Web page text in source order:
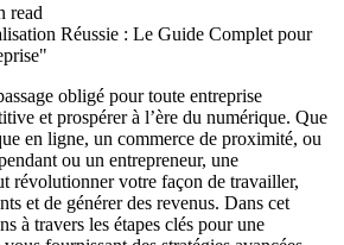
read
Réussie : Le Guide Complet pour
"
obligé pour toute entreprise
et prospérer à l’ère du numérique. Que
en ligne, un commerce de proximité, ou
ou un entrepreneur, une
révolutionner votre façon de travailler,
et de générer des revenus. Dans cet
à travers les étapes clés pour une